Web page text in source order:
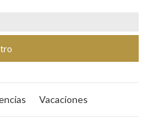
Vacaciones